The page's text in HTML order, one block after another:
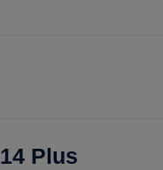
Plus